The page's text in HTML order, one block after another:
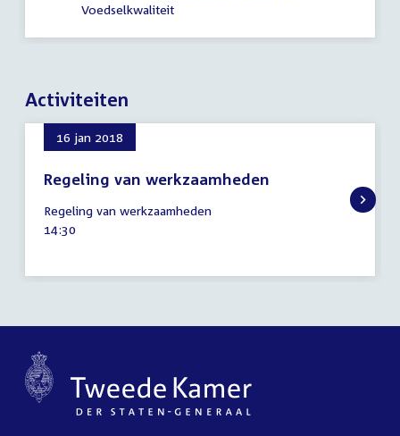
Voedselkwaliteit
Activiteiten
16 jan 2018
Regeling van werkzaamheden
januari
2018
Regeling van werkzaamheden
Tijd
14:30